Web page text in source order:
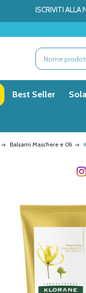
ISCRIVITI ALLA
Ricerca
Best Seller
Balsami Maschere e Oli